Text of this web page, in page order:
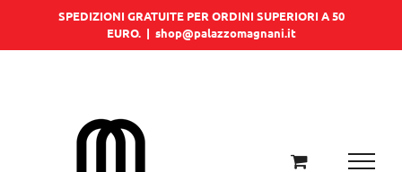
SPEDIZIONI GRATUITE PER ORDINI SUPERIORI A 50
EURO. | shop@palazzomagnani.it